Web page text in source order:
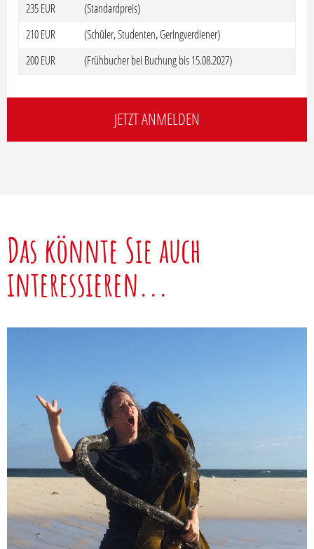
235 EUR
(Standardpreis)
210 EUR
(Schüler, Studenten, Geringverdiener)
200 EUR
(Frühbucher bei Buchung bis 15.08.2027)
JETZT ANMELDEN
Das könnte Sie auch
interessieren...